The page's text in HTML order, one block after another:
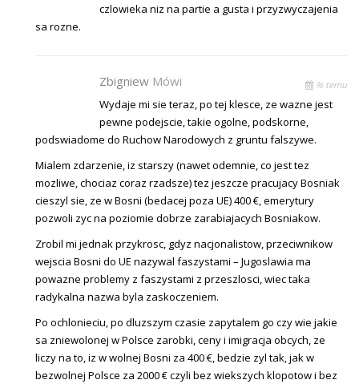
czlowieka niz na partie a gusta i przyzwyczajenia
sa rozne.
Zbigniew Mówi % temu
Wydaje mi sie teraz, po tej klesce, ze wazne jest
pewne podejscie, takie ogolne, podskorne,
podswiadome do Ruchow Narodowych z gruntu falszywe.
Mialem zdarzenie, iz starszy (nawet odemnie, co jest tez
mozliwe, chociaz coraz rzadsze) tez jeszcze pracujacy Bosniak
cieszyl sie, ze w Bosni (bedacej poza UE) 400 €, emerytury
pozwoli zyc na poziomie dobrze zarabiajacych Bosniakow.
Zrobil mi jednak przykrosc, gdyz nacjonalistow, przeciwnikow
wejscia Bosni do UE nazywal faszystami – Jugoslawia ma
powazne problemy z faszystami z przeszlosci, wiec taka
radykalna nazwa byla zaskoczeniem.
Po ochlonieciu, po dluzszym czasie zapytalem go czy wie jakie
sa zniewolonej w Polsce zarobki, ceny i imigracja obcych, ze
liczy na to, iz w wolnej Bosni za 400 €, bedzie zyl tak, jak w
bezwolnej Polsce za 2000 € czyli bez wiekszych klopotow i bez